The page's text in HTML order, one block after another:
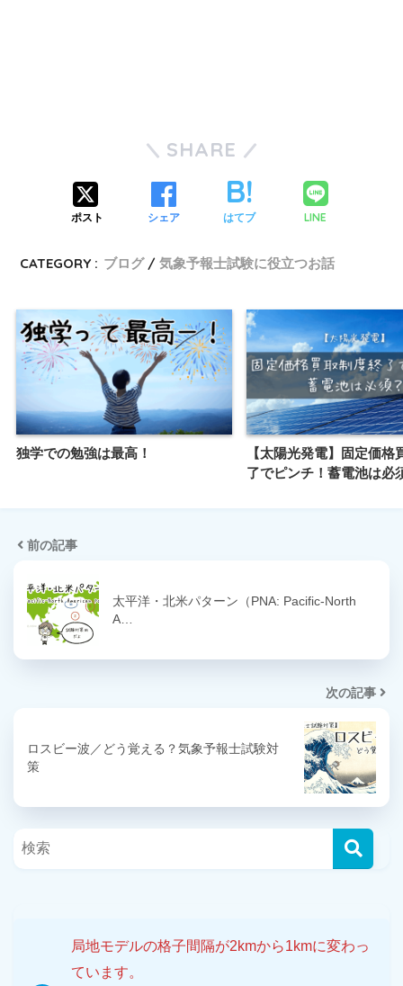
SHARE
ポスト シェア はてブ LINE
CATEGORY : ブログ 気象予報士試験に役立つお話
独学での勉強は最高！
【太陽光発電】固定価格
了でピンチ！蓄電池は必
前の記事
太平洋・北米パターン（PNA: Pacific-North
A…
次の記事
ロスビー波／どう覚える？気象予報士試験対
策
局地モデルの格子間隔が2kmから1kmに変わっ
ています。